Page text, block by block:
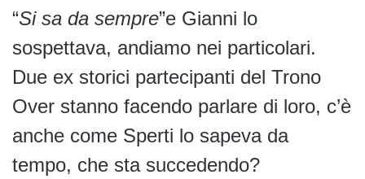
“Si sa da sempre”e Gianni lo
sospettava, andiamo nei particolari.
Due ex storici partecipanti del Trono
Over stanno facendo parlare di loro, c’è
anche come Sperti lo sapeva da
tempo, che sta succedendo?